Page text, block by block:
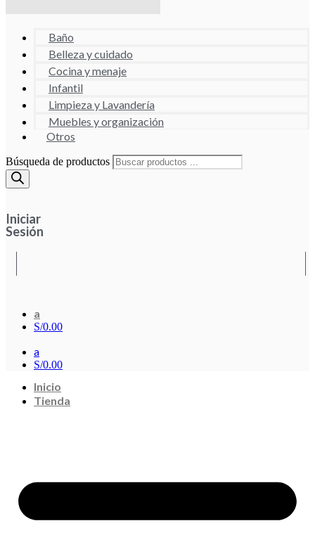
Baño
Belleza y cuidado
Cocina y menaje
Infantil
Limpieza y Lavandería
Muebles y organización
Otros
Búsqueda de productos
Iniciar
Sesión
a
S/0.00
a
S/0.00
Inicio
Tienda